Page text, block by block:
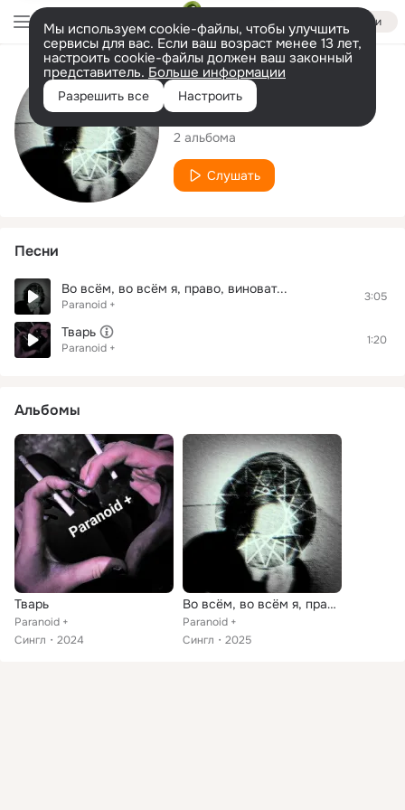
Войти
Мы используем cookie-файлы, чтобы улучшить
сервисы для вас. Если ваш возраст менее 13 лет,
настроить cookie-файлы должен ваш законный
представитель. Больше информации
Разрешить все Настроить
Исполнитель
Paranoid +
2 альбома
Слушать
Песни
Во всём, во всём я, право, виноват...
Paranoid +
3:05
Тварь
Paranoid +
1:20
Альбомы
Тварь
Paranoid +
Сингл
2024
Во всём, во всём я, право, виноват...
Paranoid +
Сингл
2025